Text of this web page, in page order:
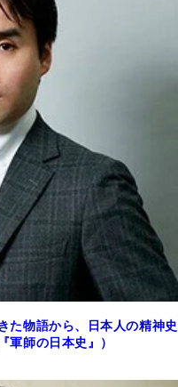
た物語から、日本人の精神史
軍師の日本史』）